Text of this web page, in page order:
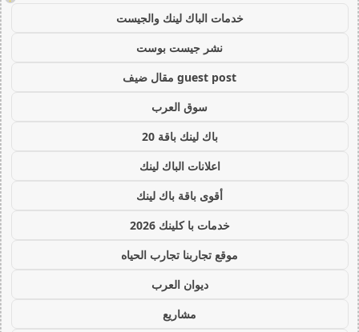
خدمات الباك لينك والجيست
نشر جيست بوست
guest post مقال ضيف
سوق العرب
باك لينك باقة 20
اعلانات الباك لينك
أقوى باقة باك لينك
خدمات با كلينك 2026
موقع تجاربنا تجارب الحياه
ديوان العرب
مشاريع